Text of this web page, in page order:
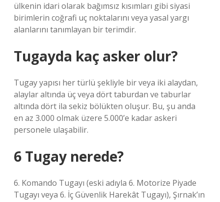
ülkenin idari olarak bağımsız kısımları gibi siyasi
birimlerin coğrafi uç noktalarını veya yasal yargı
alanlarını tanımlayan bir terimdir.
Tugayda kaç asker olur?
Tugay yapısı her türlü şekliyle bir veya iki alaydan,
alaylar altında üç veya dört taburdan ve taburlar
altında dört ila sekiz bölükten oluşur. Bu, şu anda
en az 3.000 olmak üzere 5.000’e kadar askeri
personele ulaşabilir.
6 Tugay nerede?
6. Komando Tugayı (eski adıyla 6. Motorize Piyade
Tugayı veya 6. İç Güvenlik Harekât Tugayı), Şırnak’ın